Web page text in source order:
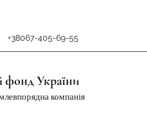
+38067-405-69-55
фонд України
компанія